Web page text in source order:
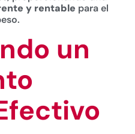
y rentable para el
un